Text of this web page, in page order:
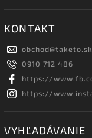
KONTAKT
obchod@taketo.sk
0910 712 486
https://
https://
VYHĽADÁVANIE